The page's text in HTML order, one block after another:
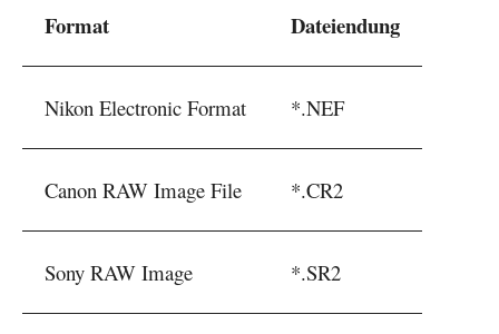
Format Dateiendung
Nikon Electronic Format *.NEF
Canon RAW Image File *.CR2
Sony RAW Image *.SR2